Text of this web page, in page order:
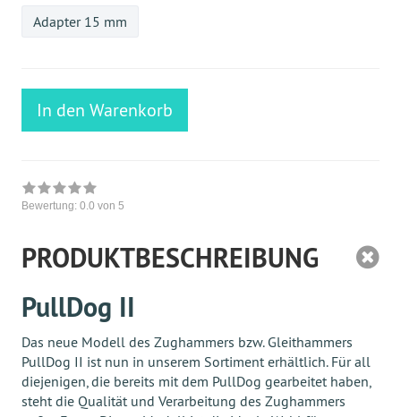
Adapter 15 mm
In den Warenkorb
Bewertung: 0.0 von 5
PRODUKTBESCHREIBUNG
PullDog II
Das neue Modell des Zughammers bzw. Gleithammers
PullDog II ist nun in unserem Sortiment erhältlich. Für all
diejenigen, die bereits mit dem PullDog gearbeitet haben,
steht die Qualität und Verarbeitung des Zughammers